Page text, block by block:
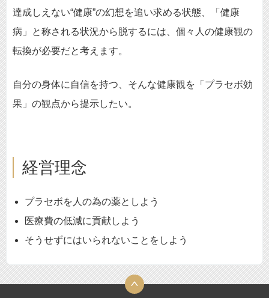
達成しえない“健康”の幻想を追い求める状態、「健康
病」と称される状況から脱するには、個々人の健康観の
転換が必要だと考えます。
自分の身体に自信を持つ、そんな健康観を「プラセボ効
果」の観点から提示したい。
経営理念
プラセボを人の為の薬としよう
医療費の低減に貢献しよう
そうせずにはいられないことをしよう